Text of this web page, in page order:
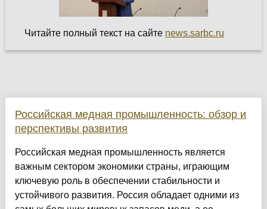
Читайте полный текст на сайте news.sarbc.ru
Российская медная промышленность: обзор и
перспективы развития
Российская медная промышленность является
важным сектором экономики страны, играющим
ключевую роль в обеспечении стабильности и
устойчивого развития. Россия обладает одними из